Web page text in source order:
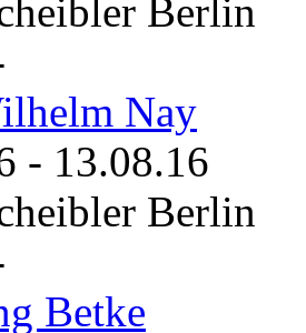
Berlin
Nay
- 13.08.16
Berlin
Betke